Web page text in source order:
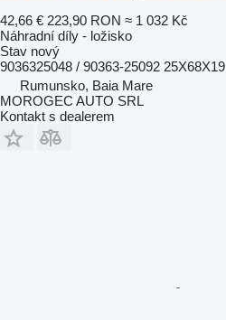
42,66 € 223,90 RON ≈ 1 032 Kč
Náhradní díly - ložisko
Stav nový
9036325048 / 90363-25092 25X68X19
Rumunsko, Baia Mare
MOROGEC AUTO SRL
Kontakt s dealerem